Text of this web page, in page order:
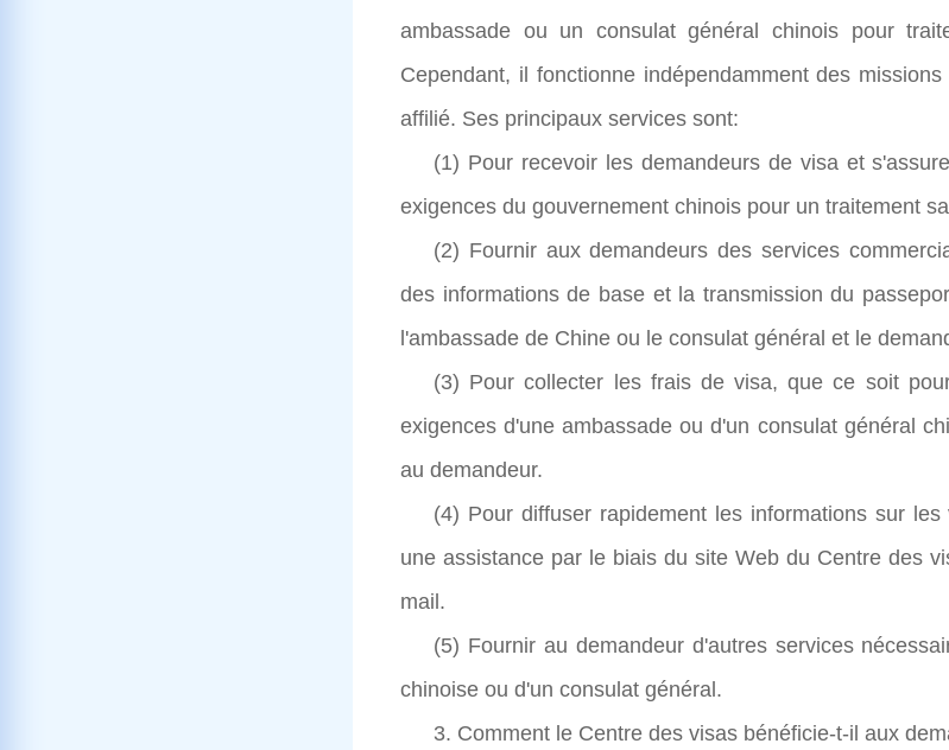
ambassade ou un consulat général chinois pour
Cependant, il fonctionne indépendamment des
affilié. Ses principaux services sont:
(1) Pour recevoir les demandeurs de visa et
exigences du gouvernement chinois pour un traitement
(2) Fournir aux demandeurs des services
des informations de base et la transmission du
l'ambassade de Chine ou le consulat général et le
(3) Pour collecter les frais de visa, que ce soit
exigences d'une ambassade ou d'un consulat général
au demandeur.
(4) Pour diffuser rapidement les informations sur
une assistance par le biais du site Web du Centre des
mail.
(5) Fournir au demandeur d'autres services
chinoise ou d'un consulat général.
3. Comment le Centre des visas bénéficie-t-il aux